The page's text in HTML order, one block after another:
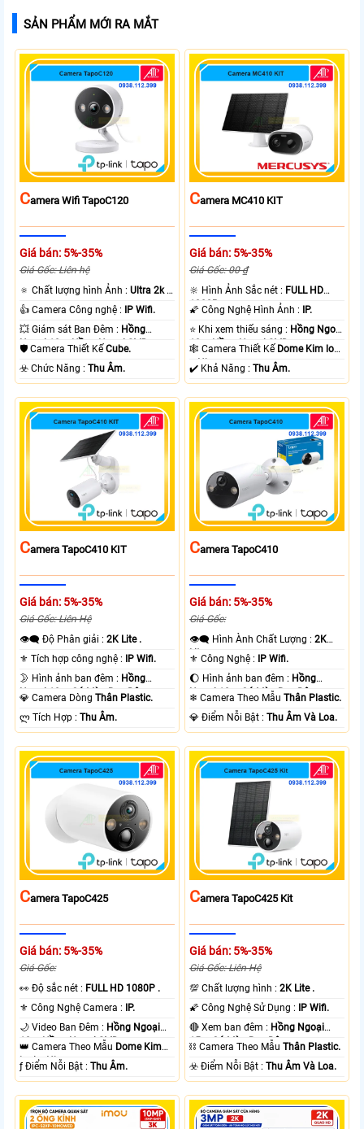
SẢN PHẨM MỚI RA MẮT
CAmera Wifi TapoC120
Giá bán: 5%-35%
Giá Gốc: Liên hệ
🔅 Chất lượng hình Ảnh :Ultra 2k +
.
👍 Camera Công nghệ :
IP Wifi.
💥 Giám sát Ban Đêm : Hồng
Ngoại 10m Hồng Ngoại SMD.
🛡 Camera Thiết KếCube.
️☣️ Chức Năng :Thu Âm.
CAmera MC410 KIT
Giá bán: 5%-35%
Giá Gốc: 00 ₫
🔆 Hình Ảnh Sắc nét : FULL HD
1080P .
🌠 Công Nghệ Hình Ảnh :
IP.
⭐ Khi xem thiếu sáng : Hồng Ngoại
10m Hồng Ngoại SMD.
🕸️ Camera Thiết Kế Dome Kim loại
+ Nhựa.
️✔️ Khả Năng :Thu Âm.
CAmera TapoC410 KIT
Giá bán: 5%-35%
Giá Gốc: Liên Hệ
👁️‍🗨 Độ Phân giải :2K Lite .
⚜️ Tích hợp công nghệ :
IP Wifi.
🌛 Hình ảnh ban đêm : Hồng
Ngoại 10m Có Màu Ban Ðêm.
💎 Camera DòngThân Plastic.
️ლ Tích Hợp :Thu Âm.
CAmera TapoC410
Giá bán: 5%-35%
Giá Gốc:
👁️‍🗨 Hình Ành Chất Lượng :2K
Lite .
⚜️ Công Nghệ :
IP Wifi.
🌔 Hình ảnh ban đêm : Hồng
Ngoại 10m Có Màu Ban Ðêm.
❄ Camera Theo MẫuThân Plastic.
️💎 Điểm Nỗi Bật :Thu Âm Và Loa.
CAmera TapoC425
Giá bán: 5%-35%
Giá Gốc:
️👀 Độ sắc nét : FULL HD 1080P .
⚜️ Công Nghệ Camera :
IP.
🌙 Video Ban Đêm : Hồng Ngoại
10m Hồng Ngoại SMD.
👑 Camera Theo Mẫu Dome Kim
loại + Nhựa.
️ƒ Điểm Nỗi Bật :Thu Âm.
CAmera TapoC425 Kit
Giá bán: 5%-35%
Giá Gốc: Liên Hệ
💯 Chất lượng hình :2K Lite .
🌠 Công Nghệ Sử Dụng :
IP Wifi.
🔴 Xem ban đêm : Hồng Ngoại
15m Có Màu Ban Ðêm.
⛓ Camera Theo MẫuThân Plastic.
️☣️ Điểm Nỗi Bật :Thu Âm Và Loa.